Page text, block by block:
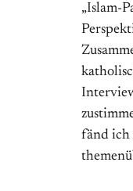
„Islam-
fänd ich